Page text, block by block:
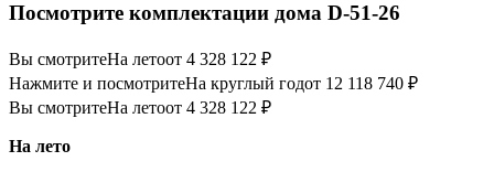
Посмотрите комплектации дома D-51-26
Вы смотритеНа летоот 4 328 122 ₽
Нажмите и посмотритеНа круглый годот 12 118 740 ₽
Вы смотритеНа летоот 4 328 122 ₽
На лето